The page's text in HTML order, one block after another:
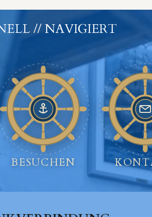
// NAVIGIERT
BESUCHEN